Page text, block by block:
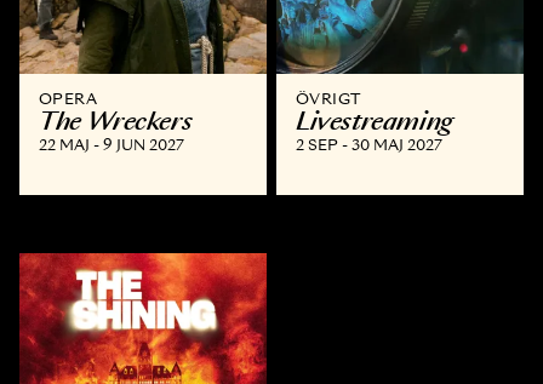
OPERA
The Wreckers
22 MAJ - 9 JUN 2027
ÖVRIGT
Livestreaming
2 SEP - 30 MAJ 2027